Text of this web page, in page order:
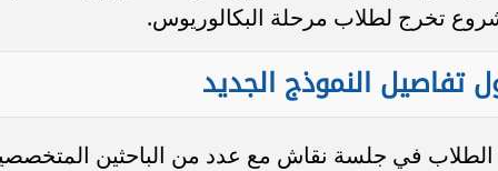
تخرج لطلاب مرحلة البكالوريوس.
تفاصيل النموذج الجديد
في جلسة نقاش مع عدد من الباحثين